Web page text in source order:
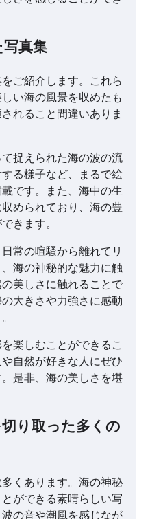
真集
ご紹介します。これら
い海の風景を収めたも
れること間違いありま
捉えられた海の波の流
る様子など、まるで絵
です。また、海中の生
められており、海の豊
きます。
常の喧騒から離れてリ
海の神秘的な魅力に触
美しさに触れることで
大きさや力強さに感動
楽しむことができるこ
自然が好きな人にぜひ
是非、海の美しさを堪
り取った多くの
くあります。海の神秘
ができる素晴らしい写
の音や潮風を感じなが